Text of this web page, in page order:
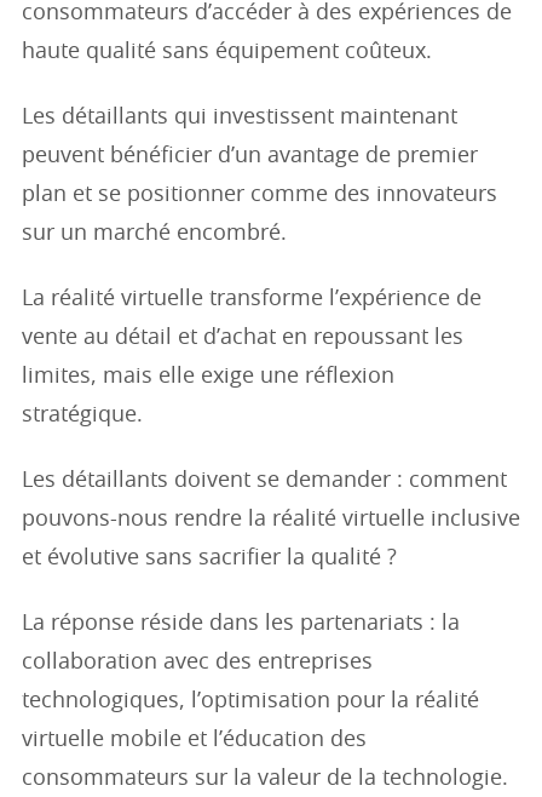
consommateurs d’accéder à des expériences de
haute qualité sans équipement coûteux.
Les détaillants qui investissent maintenant
peuvent bénéficier d’un avantage de premier
plan et se positionner comme des innovateurs
sur un marché encombré.
La réalité virtuelle transforme l’expérience de
vente au détail et d’achat en repoussant les
limites, mais elle exige une réflexion
stratégique.
Les détaillants doivent se demander : comment
pouvons-nous rendre la réalité virtuelle inclusive
et évolutive sans sacrifier la qualité ?
La réponse réside dans les partenariats : la
collaboration avec des entreprises
technologiques, l’optimisation pour la réalité
virtuelle mobile et l’éducation des
consommateurs sur la valeur de la technologie.